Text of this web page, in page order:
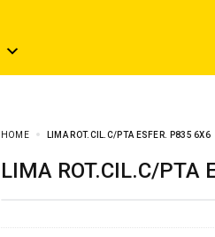
HOME LIMA ROT.CIL.C/PTA ESFER. P835 6X6
LIMA ROT.CIL.C/PTA